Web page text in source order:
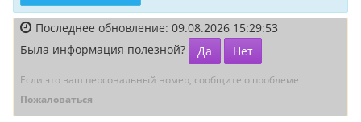
Последнее обновление: 09.08.2026 15:29:53
Была информация полезной?
Да Нет
Если это ваш персональный номер, сообщите о проблеме
Пожаловаться